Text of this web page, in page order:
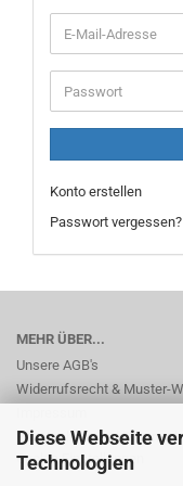
Diese Webseite
Technologien
E-
Mail-
Adresse
Passwort
Konto erstellen
Passwort vergessen?
MEHR ÜBER...
Unsere AGB's
Widerrufsrecht & Muster-
Privatsphäre und
Cookie Einstellungen